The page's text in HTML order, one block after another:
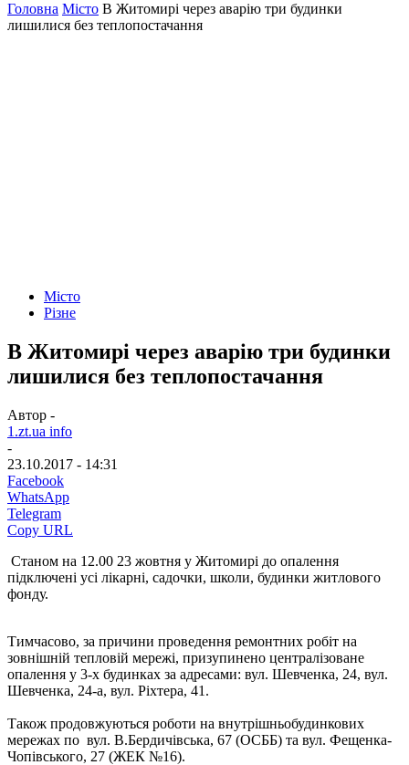
Головна Місто В Житомирі через аварію три будинки
лишилися без теплопостачання
Місто
Різне
В Житомирі через аварію три будинки
лишилися без теплопостачання
Автор -
1.zt.ua info
-
23.10.2017 - 14:31
Facebook
WhatsApp
Telegram
Copy URL
Станом на 12.00 23 жовтня у Житомирі до опалення
підключені усі лікарні, садочки, школи, будинки житлового
фонду.
Тимчасово, за причини проведення ремонтних робіт на
зовнішній тепловій мережі, призупинено централізоване
опалення у 3-х будинках за адресами: вул. Шевченка, 24, вул.
Шевченка, 24-а, вул. Ріхтера, 41.
Також продовжуються роботи на внутрішньобудинкових
мережах по вул. В.Бердичівська, 67 (ОСББ) та вул. Фещенка-
Чопівського, 27 (ЖЕК №16).